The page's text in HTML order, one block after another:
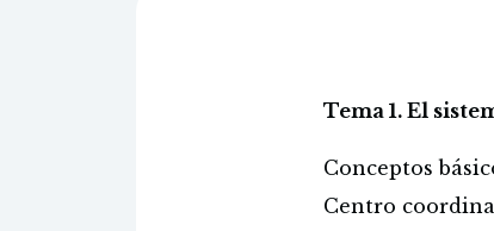
Tema 1. El
Conceptos
Centro